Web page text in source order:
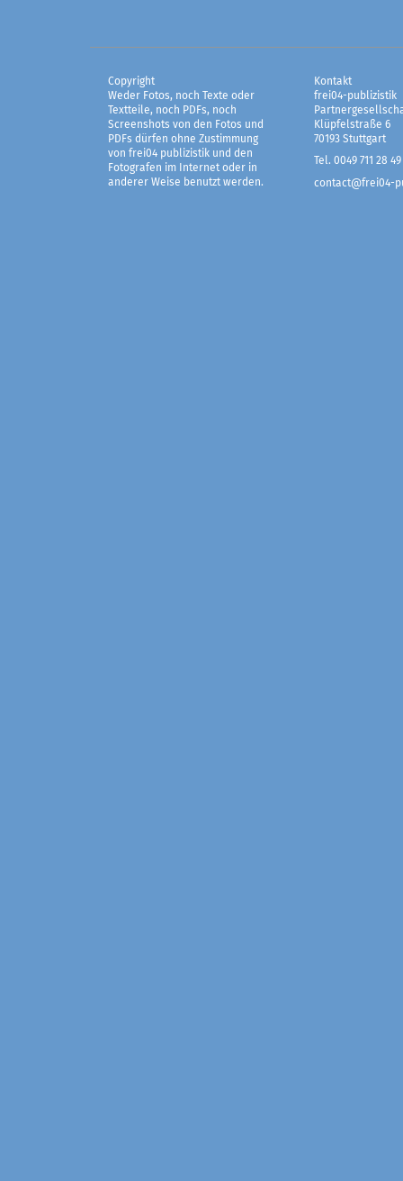
Copyright
Weder Fotos, noch Texte oder
Textteile, noch PDFs, noch
Screenshots von den Fotos und
PDFs dürfen ohne Zustimmung
von frei04 publizistik und den
Fotografen im Internet oder in
anderer Weise benutzt werden.
Kontakt
frei04-publizistik
Klüpfelstraße 6
70193 Stuttgart
Tel. 0049 711 28 49
contact@frei04-